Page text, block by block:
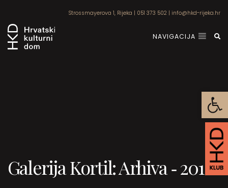
Strossmayerova 1, Rijeka | 051 373 502 | info@hkd-rijeka.hr
NAVIGACIJA
Galerija Kortil: Arhiva ‐ 2018.